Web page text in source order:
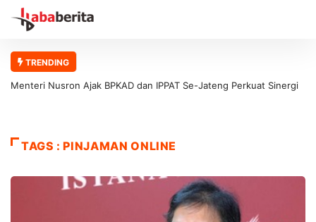
TRENDING
Menteri Nusron Ajak BPKAD dan IPPAT Se-Jateng Perkuat Sinergi
TAGS : PINJAMAN ONLINE